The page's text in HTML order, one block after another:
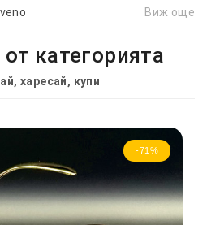
Виж още
категорията
харесай, купи
-71%